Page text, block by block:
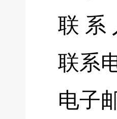
联 系
联系电
电子